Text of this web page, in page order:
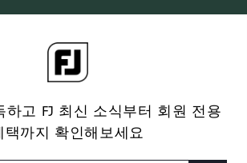
하고 FJ 최신 소식부터 회원 전용
택까지 확인해보세요